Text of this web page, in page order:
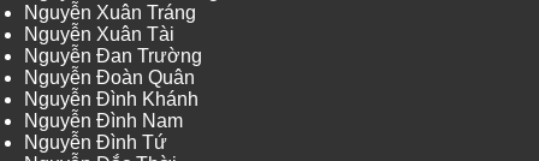
Nguyễn Xuân Tráng
Nguyễn Xuân Tài
Nguyễn Đan Trường
Nguyễn Đoàn Quân
Nguyễn Đình Khánh
Nguyễn Đình Nam
Nguyễn Đình Tứ